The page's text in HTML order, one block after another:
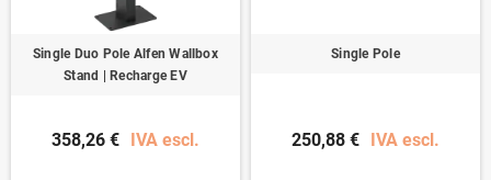
Single Duo Pole Alfen Wallbox
Stand | Recharge EV
358,26 € IVA escl.
Single Pole
250,88 € IVA escl.